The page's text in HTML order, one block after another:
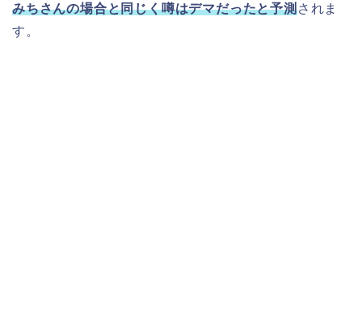
みちさんの場合と同じく噂はデマだったと予測されま
す。